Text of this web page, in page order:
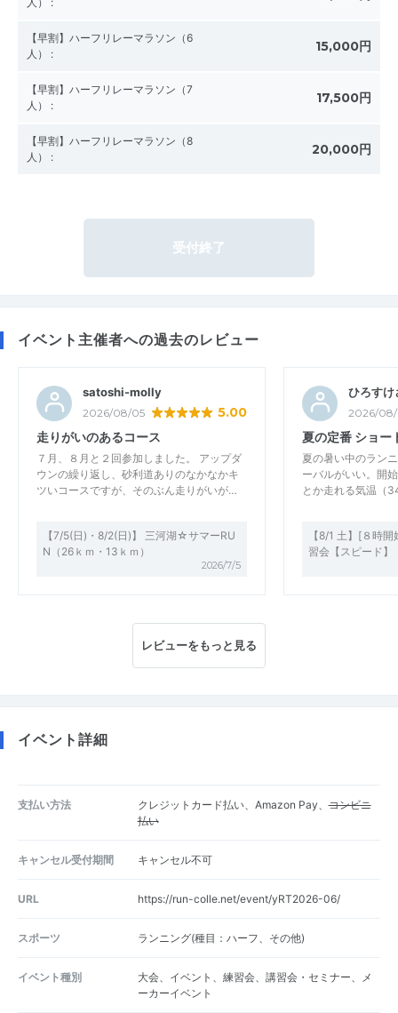
【早割】ハーフリレーマラソン（6
人） : 15,000円
【早割】ハーフリレーマラソン（7
人） : 17,500円
【早割】ハーフリレーマラソン（8
人） : 20,000円
受付終了
イベント主催者への過去のレビュー
satoshi-molly
2026/08/05 5.00
走りがいのあるコース
７月、８月と２回参加しました。 アップダ
ウンの繰り返し、砂利道ありのなかなかキ
ツいコースですが、そのぶん走りがいが…
【7/5(日)・8/2(日)】 三河湖☆サマーRU
N（26ｋｍ・13ｋｍ）
2026/7/5
ひろすけ
2026/
夏の定番 ショー
夏の暑い中のラン
ーバルがいい。開
とか走れる気温
【8/1 土】[８時
習会【スピード】
レビューをもっと見る
イベント詳細
支払い方法 クレジットカード払い、Amazon Pay、コンビニ
払い
キャンセル受付期間 キャンセル不可
URL https://run-colle.net/event/yRT2026-06/
スポーツ ランニング(種目：ハーフ、その他)
イベント種別
大会、イベント、練習会、講習会・セミナー、メ
ーカーイベント